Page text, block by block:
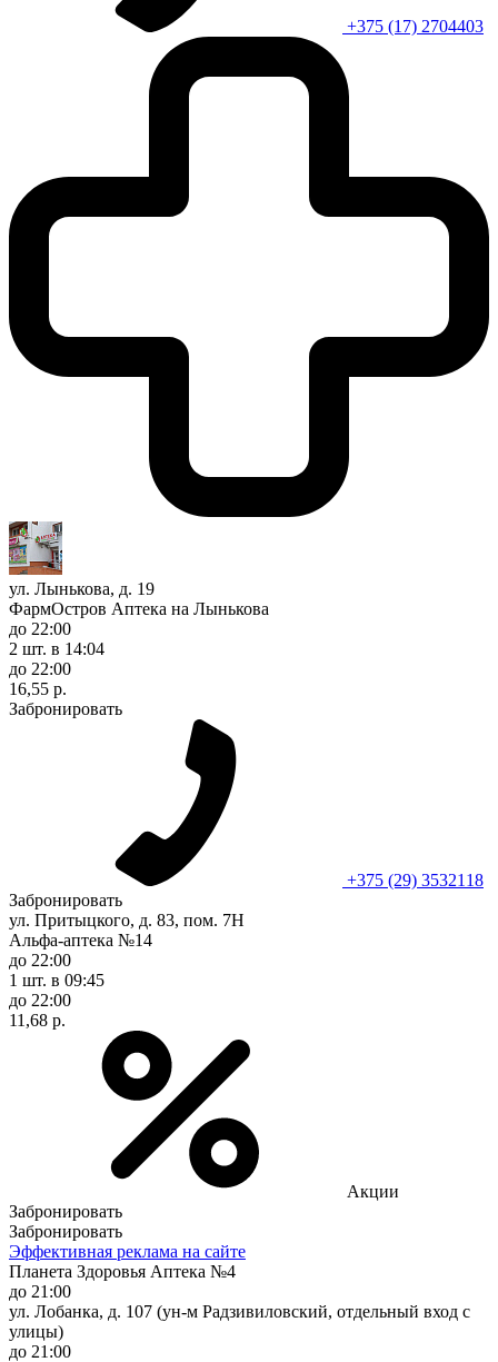
+375 (17) 2704403
ул. Лынькова, д. 19
ФармОстров Аптека на Лынькова
до 22:00
2 шт. в 14:04
до 22:00
16,55 р.
Забронировать
+375 (29) 3532118
Забронировать
ул. Притыцкого, д. 83, пом. 7Н
Альфа-аптека №14
до 22:00
1 шт. в 09:45
до 22:00
11,68 р.
Акции
Забронировать
Забронировать
Эффективная реклама на сайте
Планета Здоровья Аптека №4
до 21:00
ул. Лобанка, д. 107 (ун-м Радзивиловский, отдельный вход с
улицы)
до 21:00